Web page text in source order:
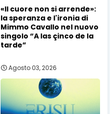
«Il cuore non si arrende»:
la speranza e l'ironia di
Mimmo Cavallo nel nuovo
singolo “A las çinco de la
tarde”
Agosto 03, 2026